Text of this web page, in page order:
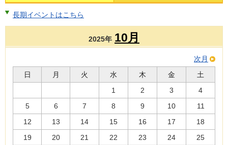
長期イベントはこちら
2025年 10月
次月
日
月 火 水 木 金
土
1
2 3
4
5
6 7 8 9 10
11
12
13 14 15 16 17
18
19
20 21 22 23 24
25